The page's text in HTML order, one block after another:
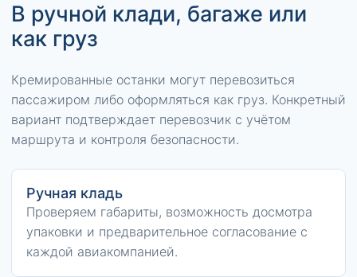
В ручной клади, багаже или
как груз
Кремированные останки могут перевозиться
пассажиром либо оформляться как груз. Конкретный
вариант подтверждает перевозчик с учётом
маршрута и контроля безопасности.
Ручная кладь
Проверяем габариты, возможность досмотра
упаковки и предварительное согласование с
каждой авиакомпанией.